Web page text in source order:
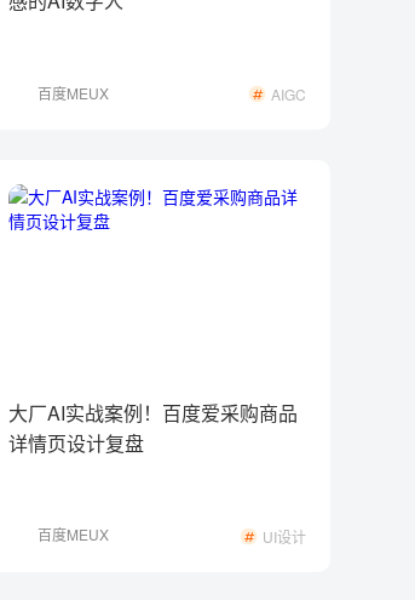
百度MEUX AIGC
大厂AI实战案例！百度爱采购商品
详情页设计复盘
百度MEUX UI设计